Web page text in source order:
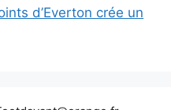
d’Everton crée un